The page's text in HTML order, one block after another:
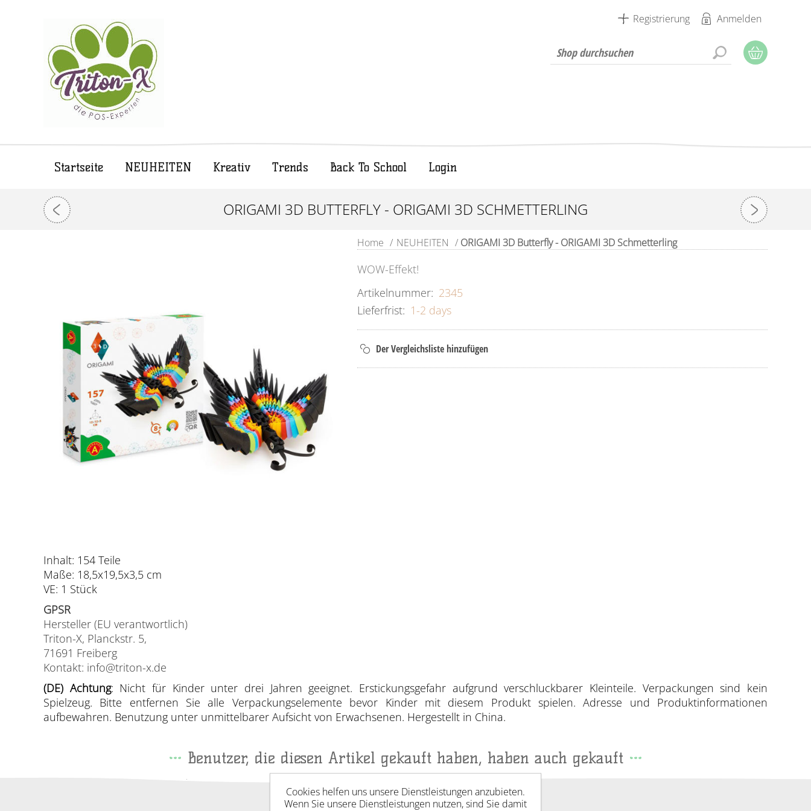
Registrierung Anmelden
Startseite NEUHEITEN Kreativ Trends Back To School Login
ORIGAMI 3D BUTTERFLY - ORIGAMI 3D SCHMETTERLING
Home / NEUHEITEN / ORIGAMI 3D Butterfly - ORIGAMI 3D Schmetterling
WOW-Effekt!
Artikelnummer: 2345
Lieferfrist: 1-2 days
Inhalt: 154 Teile
Maße: 18,5x19,5x3,5 cm
VE: 1 Stück
GPSR
Hersteller (EU verantwortlich)
Triton-X, Planckstr. 5,
71691 Freiberg
Kontakt: info@triton-x.de
(DE) Achtung: Nicht für Kinder unter drei Jahren geeignet. Erstickungsgefahr aufgrund verschluckbarer Kleinteile. Verpackungen sind kein
Spielzeug. Bitte entfernen Sie alle Verpackungselemente bevor Kinder mit diesem Produkt spielen. Adresse und Produktinformationen
aufbewahren. Benutzung unter unmittelbarer Aufsicht von Erwachsenen. Hergestellt in China.
Benutzer, die diesen Artikel gekauft haben, haben auch gekauft
Cookies helfen uns unsere Dienstleistungen anzubieten.
Wenn Sie unsere Dienstleistungen nutzen, sind Sie damit